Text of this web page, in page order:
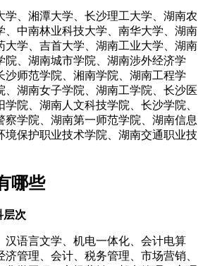
学、湘潭大学、长沙理工大学、湖南农
、中南林业科技大学、南华大学、湖南
大学、吉首大学、湖南工业大学、湖南
院、湖南城市学院、湖南涉外经济学
沙师范学院、湘南学院、湖南工程学
、湖南女子学院、湖南工学院、长沙医
院、湖南人文科技学院、长沙学院、
察学院、湖南第一师范学院、湖南信息
境保护职业技术学院、湖南交通职业技
哪些
层次
汉语言文学、机电一体化、会计电算
管理、会计、税务管理、市场营销、